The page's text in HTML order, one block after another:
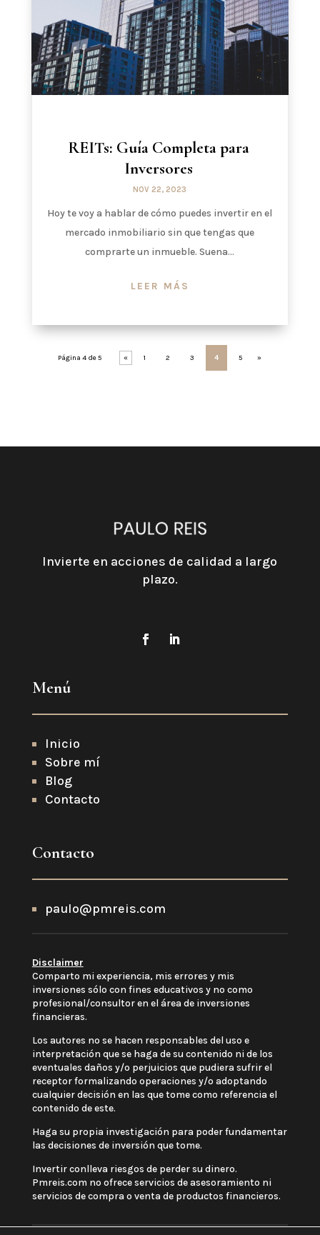
REITs: Guía Completa para
Inversores
NOV 22, 2023
Hoy te voy a hablar de cómo puedes invertir en el
mercado inmobiliario sin que tengas que
comprarte un inmueble. Suena...
LEER MÁS
Página 4 de 5 « 1 2 3 4 5 »
Invierte en acciones de calidad a largo
plazo.
Menú
Inicio
Sobre mí
Blog
Contacto
Contacto
paulo@pmreis.com
Disclaimer
Comparto mi experiencia, mis errores y mis
inversiones sólo con fines educativos y no como
profesional/consultor en el área de inversiones
financieras.
Los autores no se hacen responsables del uso e
interpretación que se haga de su contenido ni de los
eventuales daños y/o perjuicios que pudiera sufrir el
receptor formalizando operaciones y/o adoptando
cualquier decisión en las que tome como referencia el
contenido de este.
Haga su propia investigación para poder fundamentar
las decisiones de inversión que tome.
Invertir conlleva riesgos de perder su dinero.
Pmreis.com no ofrece servicios de asesoramiento ni
servicios de compra o venta de productos financieros.